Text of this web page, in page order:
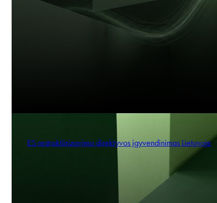
ES restruktūrizavimo direktyvos įgyvendinimas Lietuvoje